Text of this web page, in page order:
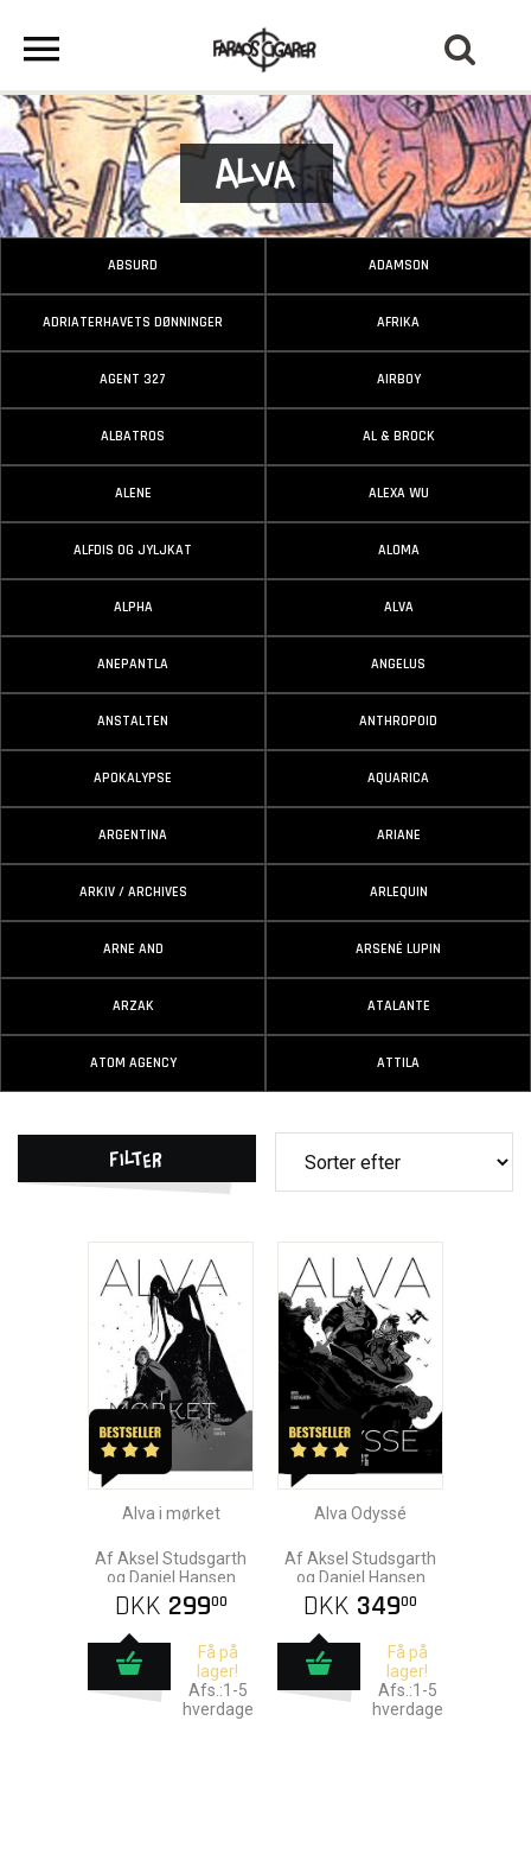
Alva
ABSURD ADAMSON
ADRIATERHAVETS DØNNINGER AFRIKA
AGENT 327 AIRBOY
ALBATROS AL & BROCK
ALENE ALEXA WU
ALFDIS OG JYLJKAT ALOMA
ALPHA ALVA
ANEPANTLA ANGELUS
ANSTALTEN ANTHROPOID
APOKALYPSE AQUARICA
ARGENTINA ARIANE
ARKIV / ARCHIVES ARLEQUIN
ARNE AND ARSENÉ LUPIN
ARZAK ATALANTE
ATOM AGENCY ATTILA
Filter
Alva i mørket
Af Aksel Studsgarth
og Daniel Hansen
DKK 29900
Få på
lager!
Afs.:1-5
hverdage
Alva Odyssé
Af Aksel Studsgarth
og Daniel Hansen
DKK 34900
Få på
lager!
Afs.:1-5
hverdage